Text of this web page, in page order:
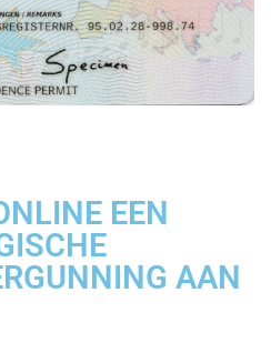
EEN
AAN